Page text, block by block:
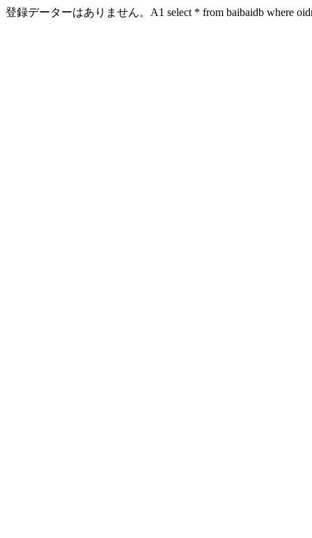
登録データーはありません。A1 select * from baibaidb where